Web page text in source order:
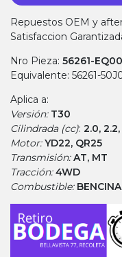
Repuestos OEM y
Satisfaccion
Nro Pieza: 56261-
Equivalente: 56261-
Aplica a:
Versión: T30
Cilindrada (cc): 2.0, 2.2,
Motor:YD22, QR25
Transmisión:AT, MT
Tracción:4WD
Combustible: